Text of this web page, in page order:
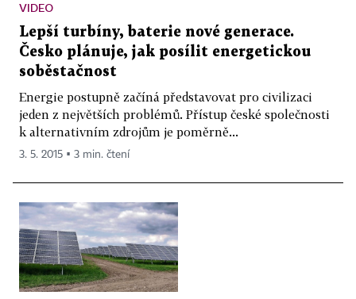
VIDEO
Lepší turbíny, baterie nové generace.
Česko plánuje, jak posílit energetickou
soběstačnost
Energie postupně začíná představovat pro civilizaci
jeden z největších problémů. Přístup české společnosti
k alternativním zdrojům je poměrně...
3. 5. 2015 ▪ 3 min. čtení